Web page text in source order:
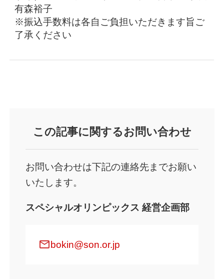
有森裕子
※振込手数料は各自ご負担いただきます旨ご
了承ください
この記事に関するお問い合わせ
お問い合わせは下記の連絡先までお願い
いたします。
スペシャルオリンピックス 経営企画部
mailbokin@son.or.jp